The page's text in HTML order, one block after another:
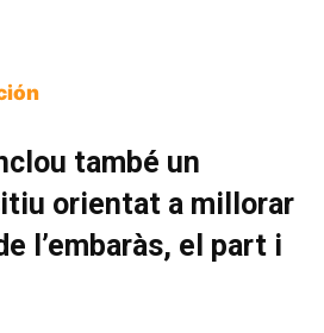
també un
orientat a millorar
l’embaràs, el part i